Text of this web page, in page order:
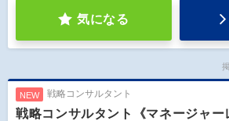
気になる
NEW 戦略コンサルタント
戦略コンサルタント《マネージャ